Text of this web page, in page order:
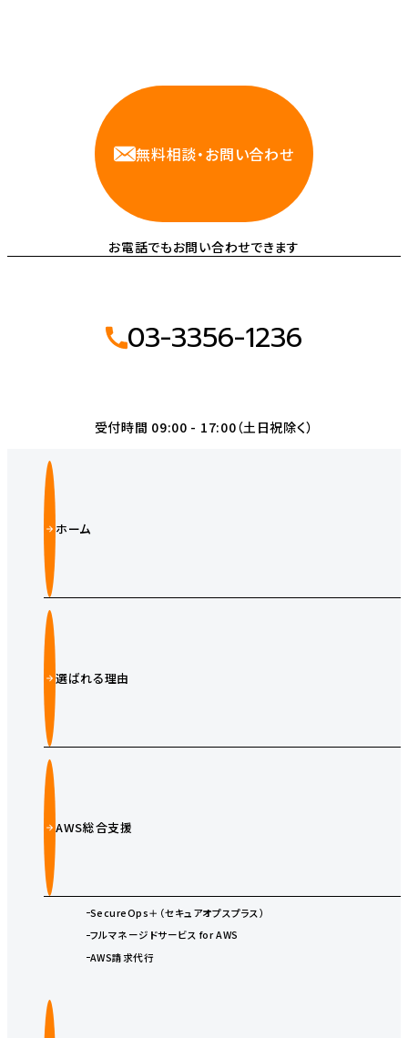
無料相談・お問い合わせ
お電話でもお問い合わせできます
03-3356-1236
受付時間 09:00 - 17:00（土日祝除く）
ホーム
選ばれる理由
AWS総合支援
SecureOps＋（セキュアオプスプラス）
フルマネージドサービス for AWS
AWS請求代行